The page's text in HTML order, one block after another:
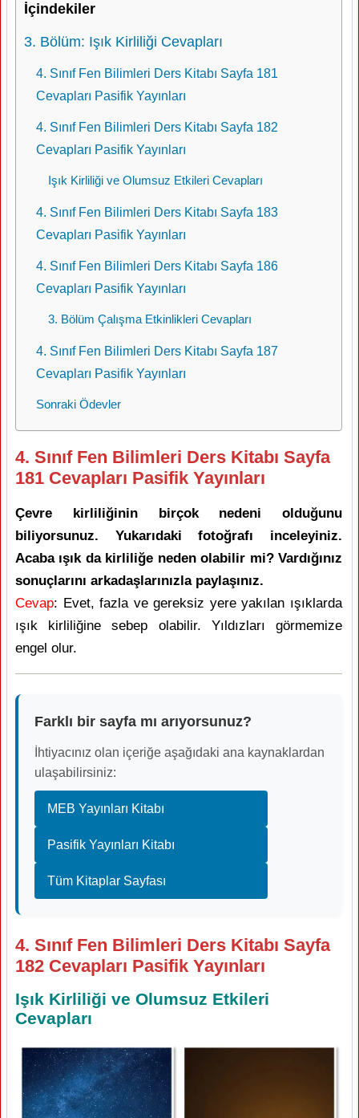
İçindekiler
3. Bölüm: Işık Kirliliği Cevapları
4. Sınıf Fen Bilimleri Ders Kitabı Sayfa 181
Cevapları Pasifik Yayınları
4. Sınıf Fen Bilimleri Ders Kitabı Sayfa 182
Cevapları Pasifik Yayınları
Işık Kirliliği ve Olumsuz Etkileri Cevapları
4. Sınıf Fen Bilimleri Ders Kitabı Sayfa 183
Cevapları Pasifik Yayınları
4. Sınıf Fen Bilimleri Ders Kitabı Sayfa 186
Cevapları Pasifik Yayınları
3. Bölüm Çalışma Etkinlikleri Cevapları
4. Sınıf Fen Bilimleri Ders Kitabı Sayfa 187
Cevapları Pasifik Yayınları
Sonraki Ödevler
4. Sınıf Fen Bilimleri Ders Kitabı Sayfa
181 Cevapları Pasifik Yayınları
Çevre kirliliğinin birçok nedeni olduğunu
biliyorsunuz. Yukarıdaki fotoğrafı inceleyiniz.
Acaba ışık da kirliliğe neden olabilir mi? Vardığınız
sonuçlarını arkadaşlarınızla paylaşınız.
Cevap: Evet, fazla ve gereksiz yere yakılan ışıklarda
ışık kirliliğine sebep olabilir. Yıldızları görmemize
engel olur.
Farklı bir sayfa mı arıyorsunuz?
İhtiyacınız olan içeriğe aşağıdaki ana kaynaklardan
ulaşabilirsiniz:
MEB Yayınları Kitabı
Pasifik Yayınları Kitabı
Tüm Kitaplar Sayfası
4. Sınıf Fen Bilimleri Ders Kitabı Sayfa
182 Cevapları Pasifik Yayınları
Işık Kirliliği ve Olumsuz Etkileri
Cevapları